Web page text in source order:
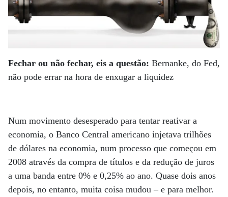
Fechar ou não fechar, eis a questão: Bernanke, do Fed,
não pode errar na hora de enxugar a liquidez
Num movimento desesperado para tentar reativar a
economia, o Banco Central americano injetava trilhões
de dólares na economia, num processo que começou em
2008 através da compra de títulos e da redução de juros
a uma banda entre 0% e 0,25% ao ano. Quase dois anos
depois, no entanto, muita coisa mudou – e para melhor.